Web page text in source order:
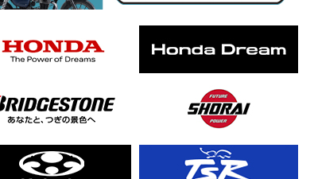
【ポケふた】Honda
し第1弾【モトブログ】